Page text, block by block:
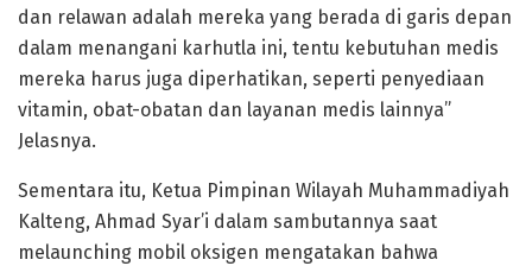
dan relawan adalah mereka yang berada di garis depan
dalam menangani karhutla ini, tentu kebutuhan medis
mereka harus juga diperhatikan, seperti penyediaan
vitamin, obat-obatan dan layanan medis lainnya”
Jelasnya.
Sementara itu, Ketua Pimpinan Wilayah Muhammadiyah
Kalteng, Ahmad Syar’i dalam sambutannya saat
melaunching mobil oksigen mengatakan bahwa